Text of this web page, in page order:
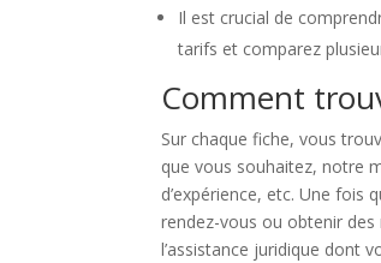
Il est crucial de
tarifs et comparez
Comment
Sur chaque fiche, vous
que vous souhaitez, notre
d’expérience, etc. Une
rendez-vous ou obtenir des
l’assistance juridique dont